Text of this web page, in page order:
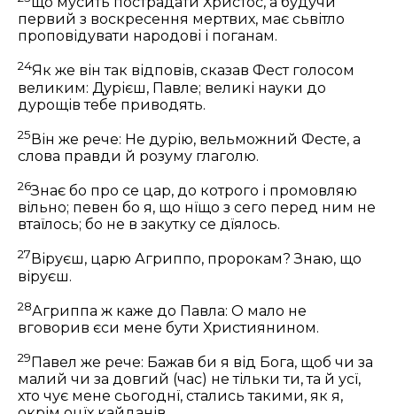
первий з воскресення мертвих, має сьвітло
проповідувати народові і поганам.
24Як же він так відповів, сказав Фест голосом
великим: Дурієш, Павле; великі науки до
дурощів тебе приводять.
25Він же рече: Не дурію, вельможний Фесте, а
слова правди й розуму глаголю.
26Знає бо про се цар, до котрого і промовляю
вільно; певен бо я, що нїщо з сего перед ним не
втаїлось; бо не в закутку се дїялось.
27 Віруєш, царю Агриппо, пророкам? Знаю, що
віруєш.
28Агриппа ж каже до Павла: О мало не
вговорив єси мене бути Християнином.
29 Павел же рече: Бажав би я від Бога, щоб чи за
малий чи за довгий (час) не тільки ти, та й усї,
хто чує мене сьогоднї, стались такими, як я,